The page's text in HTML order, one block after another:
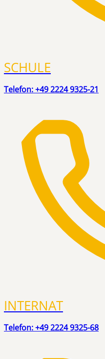
SCHULE
Telefon: +49 2224 9325-21
INTERNAT
Telefon: +49 2224 9325-68